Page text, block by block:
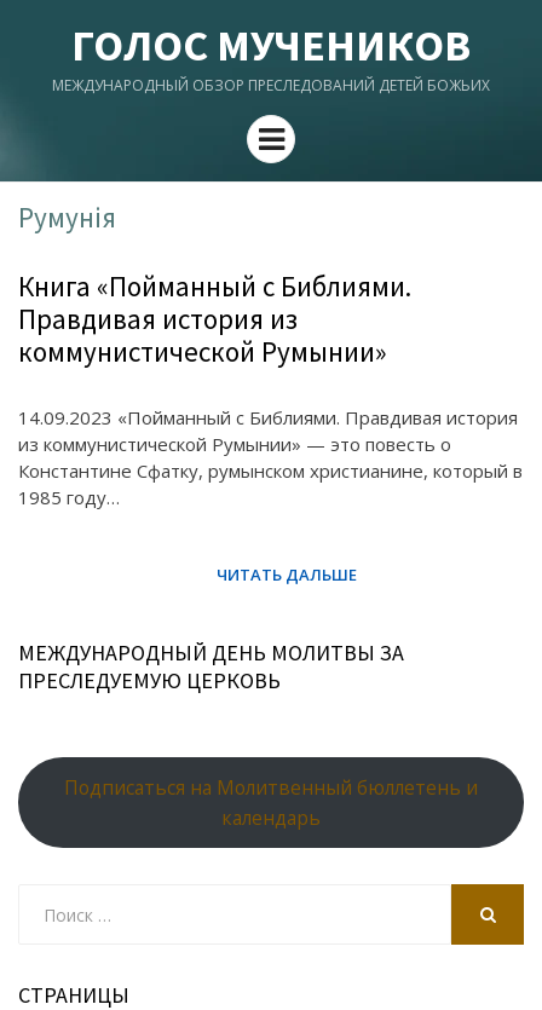
ГОЛОС МУЧЕНИКОВ
МЕЖДУНАРОДНЫЙ ОБЗОР ПРЕСЛЕДОВАНИЙ ДЕТЕЙ БОЖЬИХ
Menu
Румунія
Книга «Пойманный с Библиями.
Правдивая история из
коммунистической Румынии»
14.09.2023 «Пойманный с Библиями. Правдивая история
из коммунистической Румынии» — это повесть о
Константине Сфатку, румынском христианине, который в
1985 году…
МЕЖДУНАРОДНЫЙ ДЕНЬ МОЛИТВЫ ЗА
ПРЕСЛЕДУЕМУЮ ЦЕРКОВЬ
Подписаться на Молитвенный бюллетень и
календарь
СТРАНИЦЫ